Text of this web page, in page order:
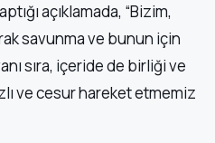
açıklamada, “Bizim,
savunma ve bunun için
sıra, içeride de birliği ve
ve cesur hareket etmemiz